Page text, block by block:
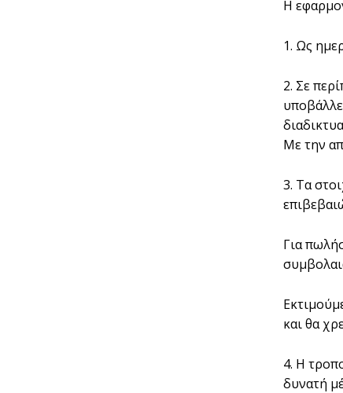
Η
1. Ως
2. Σε
Με την
3. Τα
Για
και θα
4. Η
δυνατή